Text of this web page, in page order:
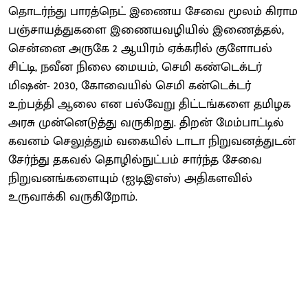
தொடர்ந்து பாரத்நெட் இணைய சேவை மூலம் கிராம
பஞ்சாயத்துகளை இணையவழியில் இணைத்தல்,
சென்னை அருகே 2 ஆயிரம் ஏக்கரில் குளோபல்
சிட்டி, நவீன நிலை மையம், செமி கண்டெக்டர்
மிஷன்- 2030, கோவையில் செமி கன்டெக்டர்
உற்பத்தி ஆலை என பல்வேறு திட்டங்களை தமிழக
அரசு முன்னெடுத்து வருகிறது. திறன் மேம்பாட்டில்
கவனம் செலுத்தும் வகையில் டாடா நிறுவனத்துடன்
சேர்ந்து தகவல் தொழில்நுட்பம் சார்ந்த சேவை
நிறுவனங்களையும் (ஐடிஇஎஸ்) அதிகளவில்
உருவாக்கி வருகிறோம்.